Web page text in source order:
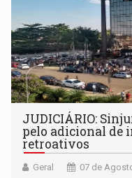
JUDICIÁRIO:
pelo adicional de
retroativos
Geral 07 de